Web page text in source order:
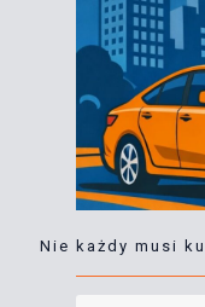
Nie każdy musi